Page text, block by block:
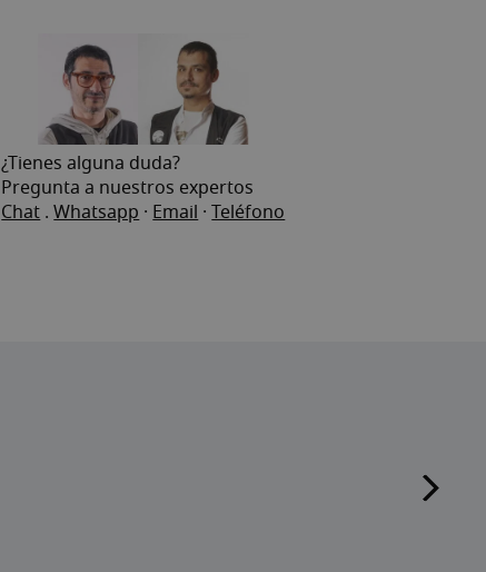
¿Tienes alguna duda?
Pregunta a nuestros expertos
Chat.Whatsapp·Email·Teléfono